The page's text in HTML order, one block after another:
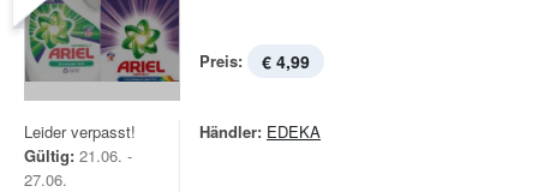
Preis: € 4,99
Leider verpasst!
Gültig: 21.06. -
27.06.
Händler: EDEKA